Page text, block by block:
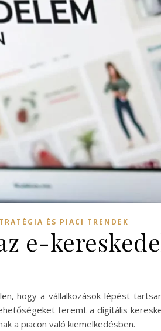
ÉS PIACI TRENDEK
e-
hogy a vállalkozások lépést
teremt a digitális
a piacon való kiemelkedésben.